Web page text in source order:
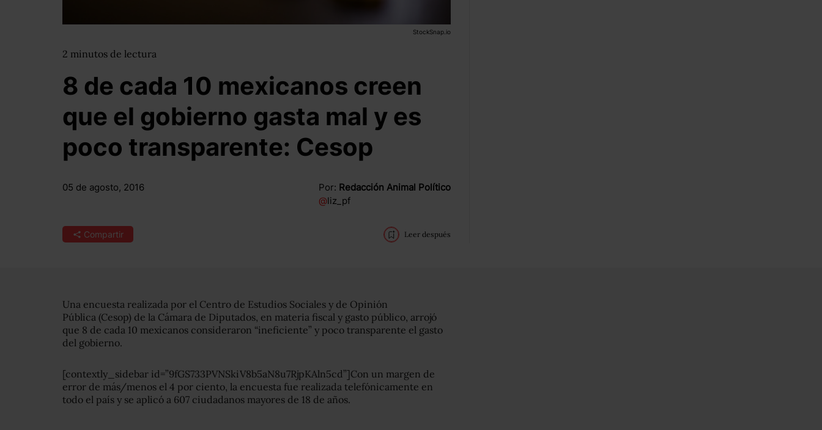
StockSnap.io
2 minutos de lectura
8 de cada 10 mexicanos creen
que el gobierno gasta mal y es
poco transparente: Cesop
05 de agosto, 2016 Por: Redacción Animal Político
@liz_pf
Compartir Leer después
Una encuesta realizada por el Centro de Estudios Sociales y de Opinión
Pública (Cesop) de la Cámara de Diputados, en materia fiscal y gasto público, arrojó
que 8 de cada 10 mexicanos consideraron “ineficiente” y poco transparente el gasto
del gobierno.
[contextly_sidebar id=”9fGS733PVNSkiV8b5aN8u7RjpKAln5cd”]Con un margen de
error de más/menos el 4 por ciento, la encuesta fue realizada telefónicamente en
todo el país y se aplicó a 607 ciudadanos mayores de 18 de años.